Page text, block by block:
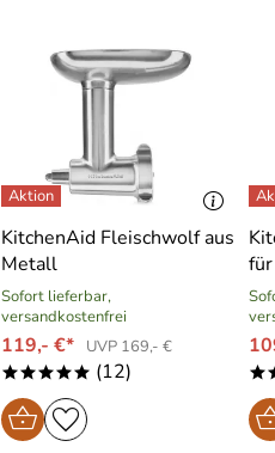
KitchenAid Fleischwolf aus
Metall
Sofort lieferbar,
versandkostenfrei
119,- €* UVP 169,- €
***** (12)